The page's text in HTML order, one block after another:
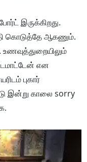
இருக்கிறது.
கொடுத்தே ஆகணும்.
என
புகார்
இன்று காலை sorry